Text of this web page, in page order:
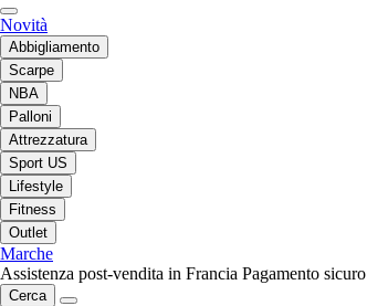
Novità
Abbigliamento
Scarpe
NBA
Palloni
Attrezzatura
Sport US
Lifestyle
Fitness
Outlet
Marche
Assistenza post-vendita in Francia Pagamento sicuro
Cerca